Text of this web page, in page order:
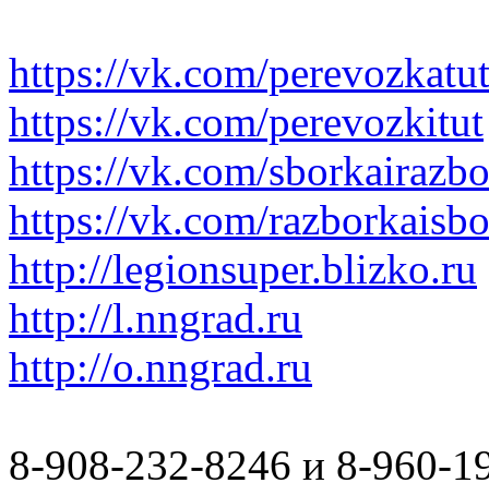
https://vk.com/perevozkatut
https://vk.com/perevozkitut
https://vk.com/
https://vk.com/
http://legionsuper.blizko.ru
http://l.nngrad.ru
http://o.nngrad.ru
8-908-232-8246 и 8-960-